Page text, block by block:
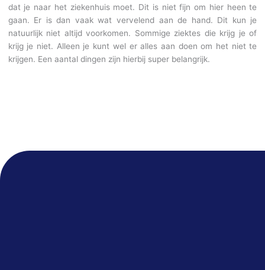
dat je naar het ziekenhuis moet. Dit is niet fijn om hier heen te
gaan. Er is dan vaak wat vervelend aan de hand. Dit kun je
natuurlijk niet altijd voorkomen. Sommige ziektes die krijg je of
krijg je niet. Alleen je kunt wel er alles aan doen om het niet te
krijgen. Een aantal dingen zijn hierbij super belangrijk.